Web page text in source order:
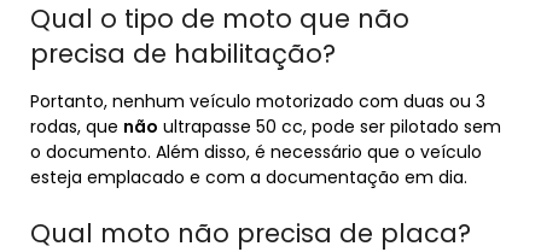
Qual o tipo de moto que não
precisa de habilitação?
Portanto, nenhum veículo motorizado com duas ou 3
rodas, que não ultrapasse 50 cc, pode ser pilotado sem
o documento. Além disso, é necessário que o veículo
esteja emplacado e com a documentação em dia.
Qual moto não precisa de placa?